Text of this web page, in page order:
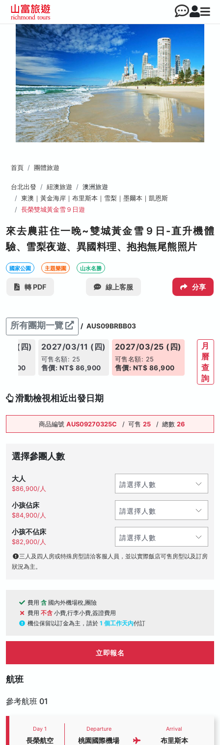
首頁 團體旅遊
台北出發 紐澳旅遊
澳洲旅遊
東澳｜黃金海岸｜布里斯本｜雪梨｜墨爾本｜凱恩斯
長榮雙城黃金雪９日遊
來去農莊住一晚~雙城黃金雪９日-直升機體
驗、雪梨夜遊、異國料理、抱抱無尾熊照片
國家公園 主題樂園 山水名勝
轉 PDF 線上客服 分享
所有團期一覽 / AUS09BRBB03
25 (四)
86,900
2027/03/11 (四)
可售名額: 25
售價: NT$ 86,900
2027/03/25 (四)
可售名額: 25
售價: NT$ 86,900
月
曆
查
詢
滑動檢視相近出發日期
商品編號 AUS09270325C / 可售 25 / 總數 26
選擇參團人數
大人
$86,900/人
小孩佔床
$84,900/人
小孩不佔床
$82,900/人
三人及四人房或特殊房型請洽客服人員，並以實際飯店可售房型以及訂房
狀況為主。
費用 含 國內外機場稅,團險
費用 不含 小費,行李小費,簽證費用
機位保留以訂金為主，請於 1 個工作天內付訂
立即報名
航班
參考航班 01
Day 1
長榮航空
Departure
桃園國際機場
Arrival
布里斯本